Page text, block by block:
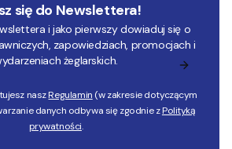
się do Newslettera!
i jako pierwszy dowiaduj się o
zapowiedziach, promocjach i
żeglarskich.
naszRegulamin (w zakresie dotyczącym
danych odbywa się zgodnie zPolityką
prywatności.